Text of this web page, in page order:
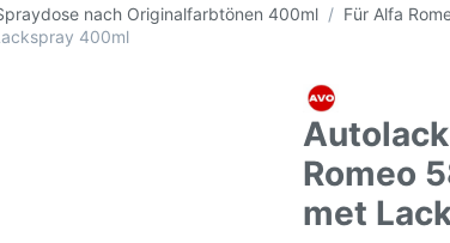
nach Originalfarbtönen 400ml
Für Alfa
400ml
Romeo
met